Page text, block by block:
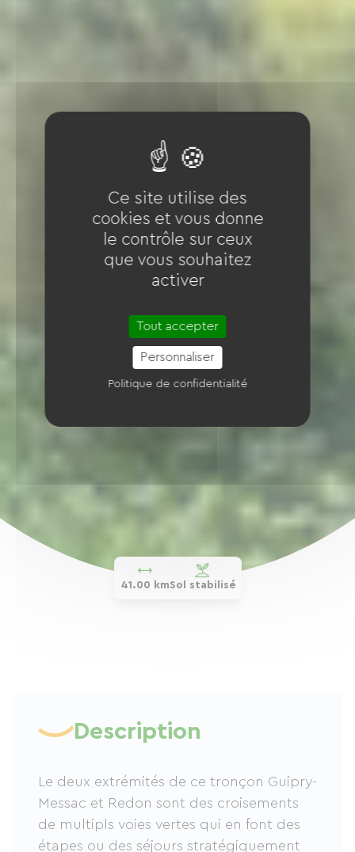
41.00 kmSol stabilisé
Description
Le deux extrémités de ce tronçon Guipry-
Messac et Redon sont des croisements
de multipls voies vertes qui en font des
étapes ou des séjours stratégiquement
Ce site utilise des
cookies et vous donne
le contrôle sur ceux
que vous souhaitez
activer
Tout accepter
Personnaliser
Politique de confidentialité